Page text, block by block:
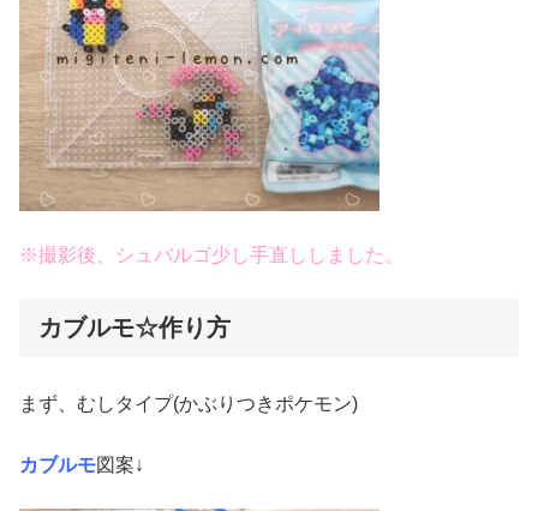
※撮影後、シュバルゴ少し手直ししました。
カブルモ☆作り方
まず、むしタイプ(かぶりつきポケモン)
カブルモ図案↓